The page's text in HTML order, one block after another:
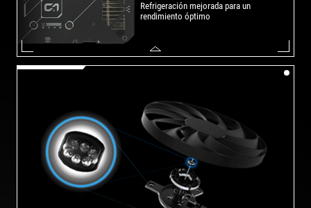
Refrigeración mejorada para un
rendimiento óptimo